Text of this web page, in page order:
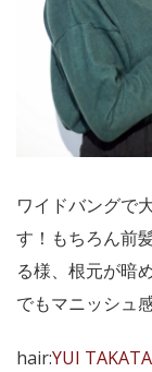
ワイドバングで
す！もちろん前
る様、根元が暗
でもマニッシュ
hair:YUI TAKATA